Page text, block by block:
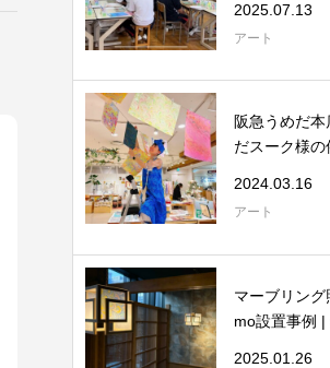
2025.07.13
アート
阪急うめだ本
だスーク様の
2024.03.16
アート
マーブリン
mo設置事例 |
2025.01.26